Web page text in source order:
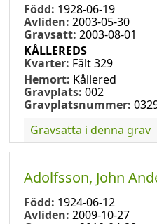
Född: 1928-06-19
Avliden: 2003-05-30
Gravsatt: 2003-08-01
KÅLLEREDS
Kvarter: Fält 329
Hemort: Kållered
Gravplats: 002
Gravplatsnummer:
Gravsatta i denna grav
Adolfsson, John
Född: 1924-06-12
Avliden: 2009-10-27